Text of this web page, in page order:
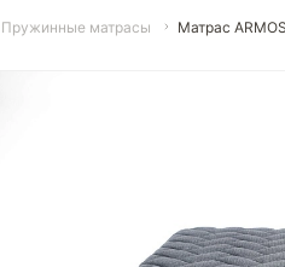
Пружинные матрасы Матрас